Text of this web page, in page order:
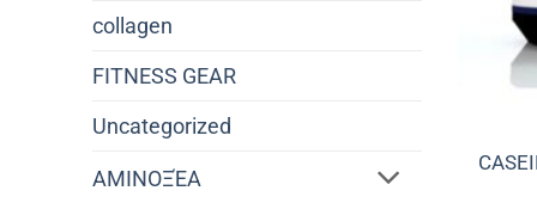
collagen
FITNESS GEAR
Uncategorized
ΑΜΙΝΟΞΈΑ